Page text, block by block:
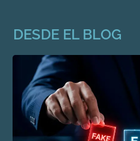
DESDE EL BLOG